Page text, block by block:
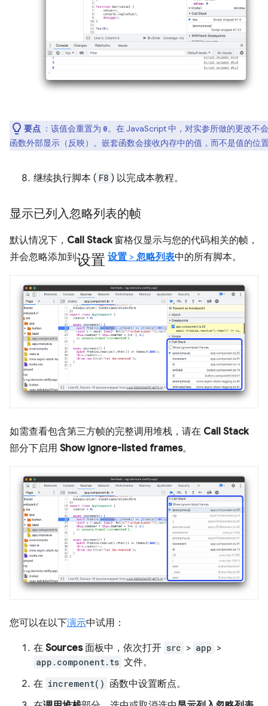
要点 ：该值会重置为 0。在 JavaScript 中，对实参所做的更改不
函数外部显示（反映）。嵌套函数会接收内存中的值，而不是值的位
继续执行脚本 ( F8 ) 以完成本教程。
显示已列入忽略列表的帧
默认情况下， Call Stack窗格仅显示与您的代码相关的帧，
并会忽略添加到设置 设置 > 忽略列表中的所有脚本。
如需查看包含第三方帧的完整调用堆栈，请在 Call Stack
部分下启用 Show ignore-listed frames。
您可以在以下演示中试用：
在 Sources面板中，依次打开 src > app >
app.component.ts 文件。
在 increment() 函数中设置断点。